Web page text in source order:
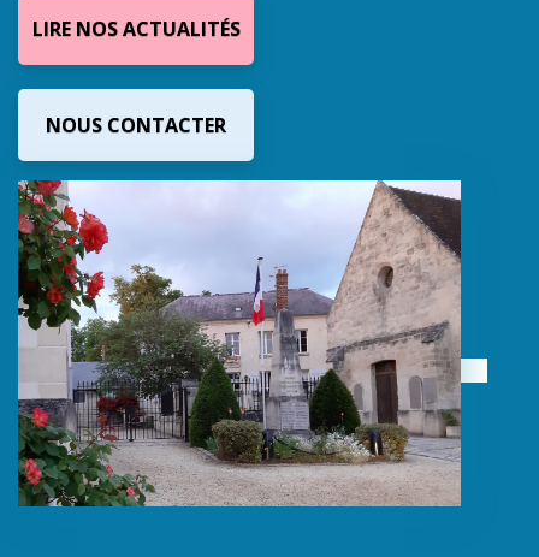
LIRE NOS ACTUALITÉS
NOUS CONTACTER